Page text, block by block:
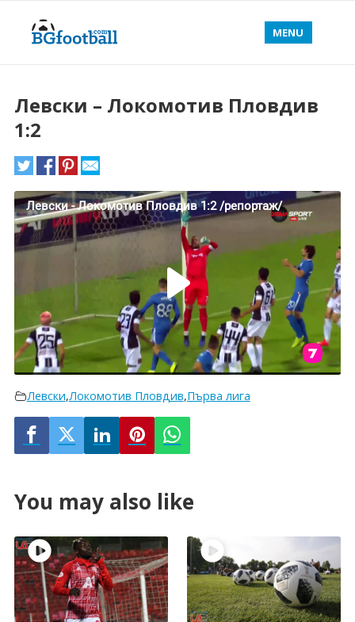
MENU
Левски – Локомотив Пловдив
1:2
Левски,Локомотив Пловдив,Първа лига
You may also like